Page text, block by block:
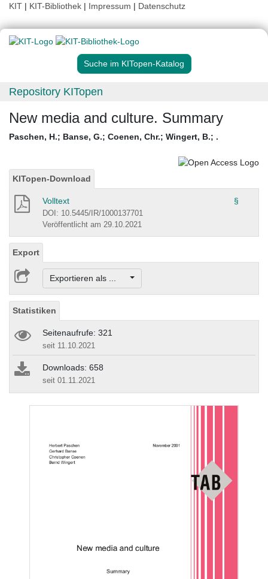
KIT | KIT-Bibliothek | Impressum | Datenschutz
Suche im KITopen-Katalog
Repository KITopen
New media and culture. Summary
Paschen, H.; Banse, G.; Coenen, Chr.; Wingert, B.; .
KITopen-Download
Volltext §
DOI: 10.5445/IR/1000137701
Veröffentlicht am 29.10.2021
Export
Exportieren als ...
Statistiken
Seitenaufrufe: 321
seit 11.10.2021
Downloads: 658
seit 01.11.2021